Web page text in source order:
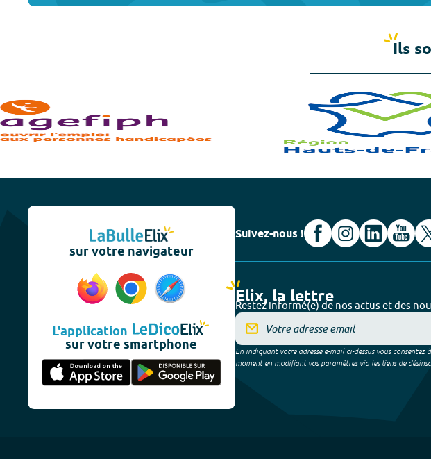
Ils
sur votre navigateur
L'application
sur votre smartphone
Suivez-nous !
Elix, la lettre
Restez informé(e) de nos actus et des
En indiquant votre adresse e-mail ci-dessus vous
moment en modifiant vos paramètres via les liens de